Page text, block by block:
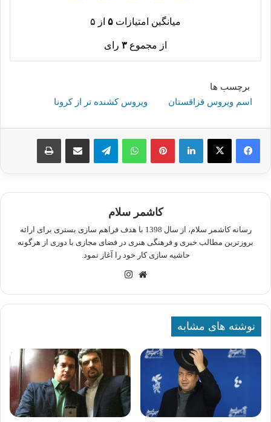
میانگین امتیازات ۵ از ۵
از مجموع ۳ رای
برچسب ها
اسم ویروس قزاقستان
ویروس کشنده تر از کرونا
لینکدین پینترستواتس آپ تلگرام اشتراک گذاری از طریق ایمیل چاپ
کاشمر سلام
رسانه کاشمر سلام، از سال 1398 با هدف فراهم سازی بستری برای ارائه
بروزترین مطالب خبری و فرهنگی هنری در فضای مجازی با دوری از هرگونه
حاشیه سازی کار خود را آغاز نمود.
وبسایت
نوشته های مشابه